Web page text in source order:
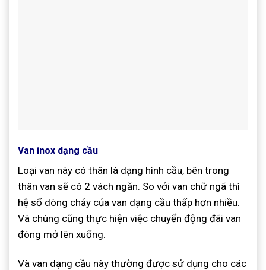
Van inox dạng cầu
Loại van này có thân là dạng hình cầu, bên trong
thân van sẽ có 2 vách ngăn. So với van chữ ngã thì
hệ số dòng chảy của van dạng cầu thấp hơn nhiều.
Và chúng cũng thực hiện việc chuyển động đãi van
đóng mở lên xuống.
Và van dạng cầu này thường được sử dụng cho các